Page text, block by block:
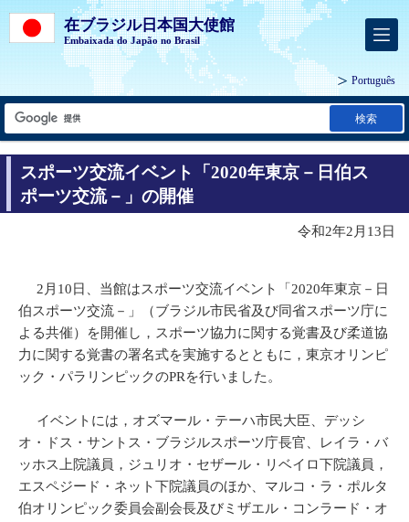
在ブラジル日本国大使館
Embaixada do Japão no Brasil
Português
検索
スポーツ交流イベント「2020年東京－日伯ス
ポーツ交流－」の開催
令和2年2月13日
2月10日、当館はスポーツ交流イベント「2020年東京－日
伯スポーツ交流－」（ブラジル市民省及び同省スポーツ庁に
よる共催）を開催し，スポーツ協力に関する覚書及び柔道協
力に関する覚書の署名式を実施するとともに，東京オリンピ
ック・パラリンピックのPRを行いました。
イベントには，オズマール・テーハ市民大臣、デッシ
オ・ドス・サントス・ブラジルスポーツ庁長官、レイラ・バ
ッホス上院議員，ジュリオ・セザール・リベイロ下院議員，
エスペジード・ネット下院議員のほか、マルコ・ラ・ポルタ
伯オリンピック委員会副会長及びミザエル・コンラード・オ